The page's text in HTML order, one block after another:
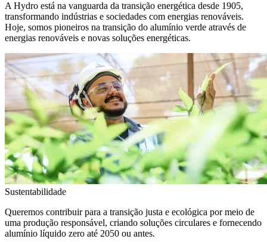
A Hydro está na vanguarda da transição energética desde 1905,
transformando indústrias e sociedades com energias renováveis.
Hoje, somos pioneiros na transição do alumínio verde através de
energias renováveis e novas soluções energéticas.
Sustentabilidade
Queremos contribuir para a transição justa e ecológica por meio de
uma produção responsável, criando soluções circulares e fornecendo
alumínio líquido zero até 2050 ou antes.